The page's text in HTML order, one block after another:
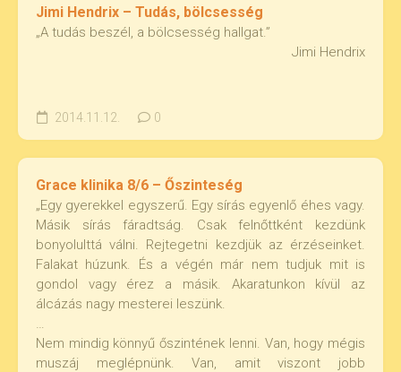
Jimi Hendrix – Tudás, bölcsesség
„A tudás beszél, a bölcsesség hallgat.”
Jimi Hendrix
2014.11.12. 0
Grace klinika 8/6 – Őszinteség
„Egy gyerekkel egyszerű. Egy sírás egyenlő éhes vagy.
Másik sírás fáradtság. Csak felnőttként kezdünk
bonyolulttá válni. Rejtegetni kezdjük az érzéseinket.
Falakat húzunk. És a végén már nem tudjuk mit is
gondol vagy érez a másik. Akaratunkon kívül az
álcázás nagy mesterei leszünk.
…
Nem mindig könnyű őszintének lenni. Van, hogy mégis
muszáj meglépnünk. Van, amit viszont jobb